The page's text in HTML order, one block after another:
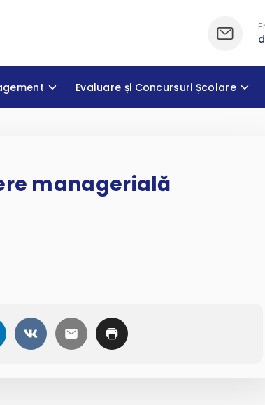
Evaluare și Concursuri Școlare
managerială